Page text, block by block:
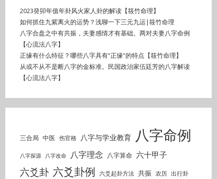
2023癸卯年值年卦风火家人卦的解读【筱竹命理】
如何抓住九紫离火的运势？浅聊一下三元九运|筱竹命理
八字合盘之中有共振，夫妻感情才有基础。两对夫妻八字命例
【心流法八字】
正缘有什么特征？哪些八字具有“正缘”的特点【筱竹命理】
从或不从不是断八字的金标准。民国政治家伍廷芳的八字解读
【心流法八字】
三合局 中医 伤官格 八字与学业教育 八字命例
八字探源 八字改命 八字理念 八字算命 六十甲子
六爻卦 六爻卦例 六爻起卦方法 共振 农历 出行卦